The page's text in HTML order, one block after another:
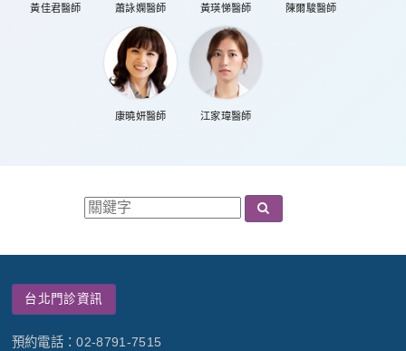
黃佳君醫師 蕭詠嫻醫師 黃瑛悌醫師 陳爾駿醫師
康曉妍醫師 江家瑋醫師
台北門診資訊
預約電話：02-8791-7515